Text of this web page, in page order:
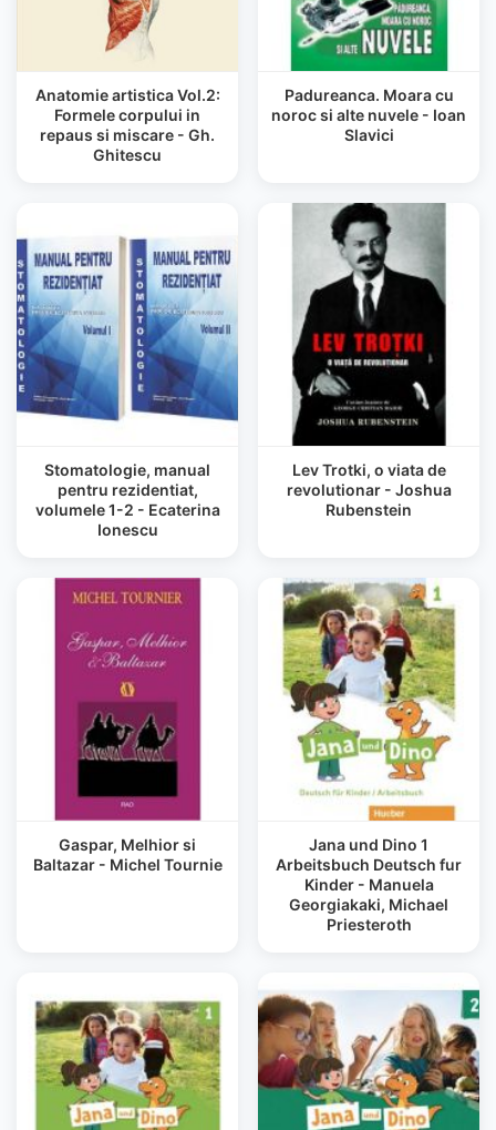
Anatomie artistica Vol.2:
Formele corpului in
repaus si miscare - Gh.
Ghitescu
Padureanca. Moara cu
noroc si alte nuvele - Ioan
Slavici
Stomatologie, manual
pentru rezidentiat,
volumele 1-2 - Ecaterina
Ionescu
Lev Trotki, o viata de
revolutionar - Joshua
Rubenstein
Gaspar, Melhior si
Baltazar - Michel Tournie
Jana und Dino 1
Arbeitsbuch Deutsch fur
Kinder - Manuela
Georgiakaki, Michael
Priesteroth